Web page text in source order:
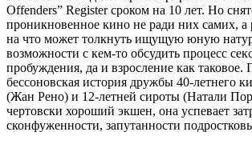
Offenders” Register сроком на 10 лет. Но
проникновенное кино не ради них самих, а
на что может толкнуть ищущую юную
возможности с кем-то обсудить процесс
пробуждения, да и взросление как
бессоновская история дружбы 40-летнего
(Жан Рено) и 12-летней сироты (Натали
чертовски хороший экшен, она успевает
сконфуженности, запутанности